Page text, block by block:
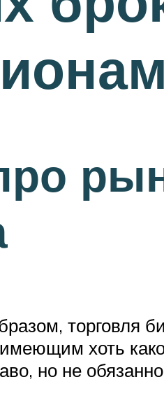
торговля
хоть
но не